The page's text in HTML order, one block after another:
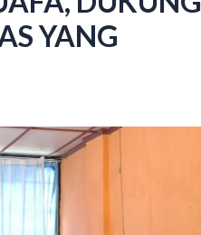
YANG